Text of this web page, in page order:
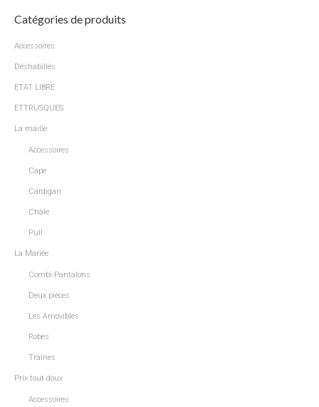
Catégories de produits
Accessoires
Déshabillés
ETAT LIBRE
ETTRUSQUES
La maille
Accessoires
Cape
Cardigan
Châle
Pull
La Mariée
Combi-Pantalons
Deux pièces
Les Amovibles
Robes
Traînes
Prix tout doux
Accessoires